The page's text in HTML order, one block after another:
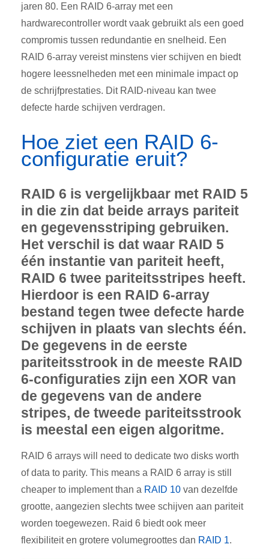
jaren 80. Een RAID 6-array met een
hardwarecontroller wordt vaak gebruikt als een goed
compromis tussen redundantie en snelheid. Een
RAID 6-array vereist minstens vier schijven en biedt
hogere leessnelheden met een minimale impact op
de schrijfprestaties. Dit RAID-niveau kan twee
defecte harde schijven verdragen.
Hoe ziet een RAID 6-
configuratie eruit?
RAID 6 is vergelijkbaar met RAID 5
in die zin dat beide arrays pariteit
en gegevensstriping gebruiken.
Het verschil is dat waar RAID 5
één instantie van pariteit heeft,
RAID 6 twee pariteitsstripes heeft.
Hierdoor is een RAID 6-array
bestand tegen twee defecte harde
schijven in plaats van slechts één.
De gegevens in de eerste
pariteitsstrook in de meeste RAID
6-configuraties zijn een XOR van
de gegevens van de andere
stripes, de tweede pariteitsstrook
is meestal een eigen algoritme.
RAID 6 arrays will need to dedicate two disks worth
of data to parity. This means a RAID 6 array is still
cheaper to implement than a RAID 10 van dezelfde
grootte, aangezien slechts twee schijven aan pariteit
worden toegewezen. Raid 6 biedt ook meer
flexibiliteit en grotere volumegroottes dan RAID 1.